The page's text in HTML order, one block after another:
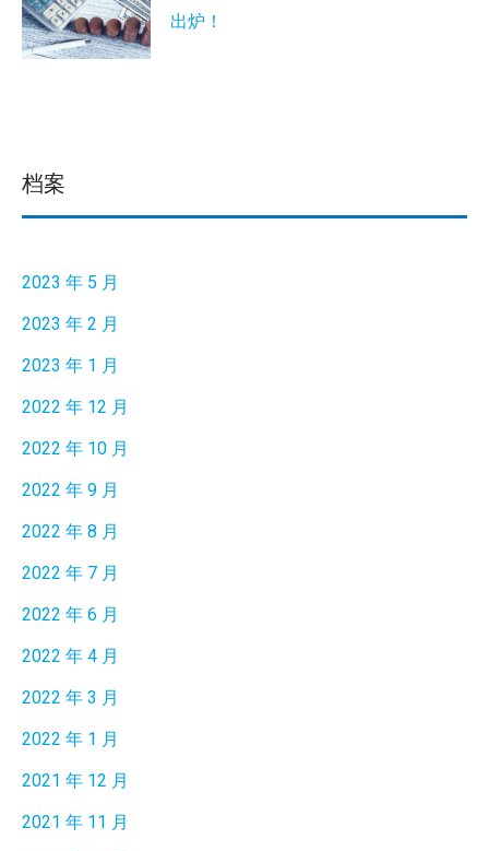
出炉！
档案
2023 年 5 月
2023 年 2 月
2023 年 1 月
2022 年 12 月
2022 年 10 月
2022 年 9 月
2022 年 8 月
2022 年 7 月
2022 年 6 月
2022 年 4 月
2022 年 3 月
2022 年 1 月
2021 年 12 月
2021 年 11 月